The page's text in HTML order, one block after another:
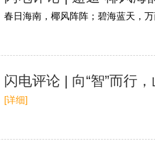
春日海南，椰风阵阵；碧海蓝天，
闪电评论 | 向“智”而行
[详细]